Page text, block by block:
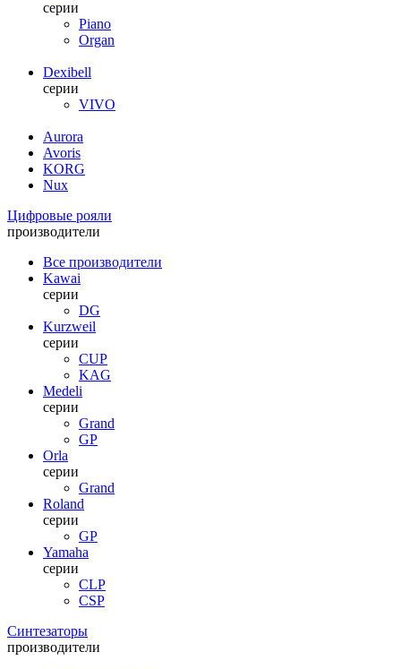
серии
Piano
Organ
Dexibell
серии
VIVO
Aurora
Avoris
KORG
Nux
Цифровые рояли
производители
Все производители
Kawai
серии
DG
Kurzweil
серии
CUP
KAG
Medeli
серии
Grand
GP
Orla
серии
Grand
Roland
серии
GP
Yamaha
серии
CLP
CSP
Синтезаторы
производители